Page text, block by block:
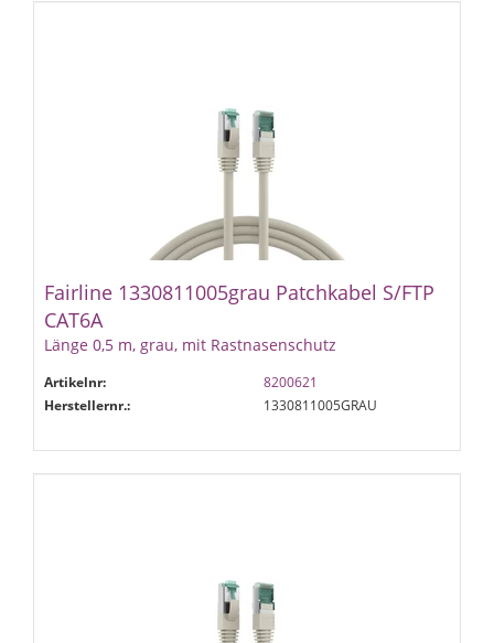
Fairline 1330811005grau Patchkabel S/FTP
CAT6A
Länge 0,5 m, grau, mit Rastnasenschutz
Artikelnr:
8200621
Herstellernr.:
1330811005GRAU